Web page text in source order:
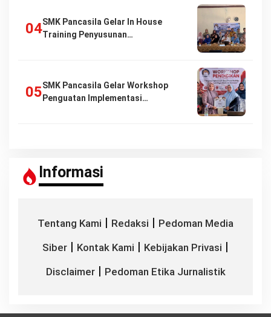
SMK Pancasila Gelar In House
Training Penyusunan…
SMK Pancasila Gelar Workshop
Penguatan Implementasi…
Informasi
Tentang Kami | Redaksi | Pedoman Media
Siber | Kontak Kami | Kebijakan Privasi |
Disclaimer| Pedoman Etika Jurnalistik